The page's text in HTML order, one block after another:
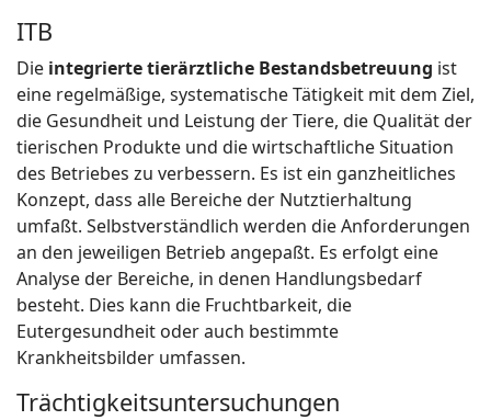
ITB
Die integrierte tierärztliche Bestandsbetreuung ist
eine regelmäßige, systematische Tätigkeit mit dem Ziel,
die Gesundheit und Leistung der Tiere, die Qualität der
tierischen Produkte und die wirtschaftliche Situation
des Betriebes zu verbessern. Es ist ein ganzheitliches
Konzept, dass alle Bereiche der Nutztierhaltung
umfaßt. Selbstverständlich werden die Anforderungen
an den jeweiligen Betrieb angepaßt. Es erfolgt eine
Analyse der Bereiche, in denen Handlungsbedarf
besteht. Dies kann die Fruchtbarkeit, die
Eutergesundheit oder auch bestimmte
Krankheitsbilder umfassen.
Trächtigkeitsuntersuchungen